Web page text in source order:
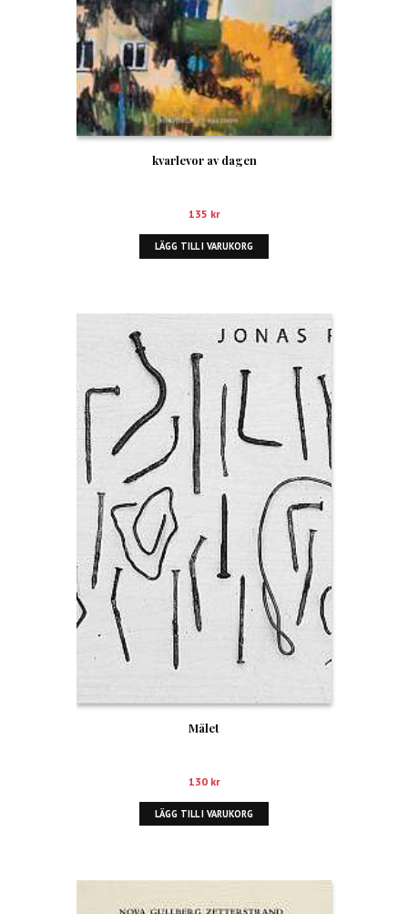
kvarlevor av dagen
135 kr
LÄGG TILL I VARUKORG
Målet
130 kr
LÄGG TILL I VARUKORG